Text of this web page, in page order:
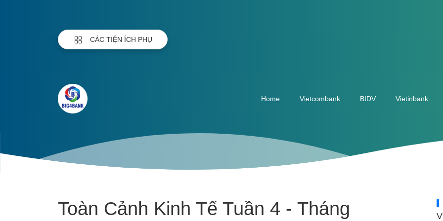
CÁC TIỆN ÍCH PHỤ
Home Vietcombank BIDV Vietinbank
Toàn Cảnh Kinh Tế Tuần 4 - Tháng